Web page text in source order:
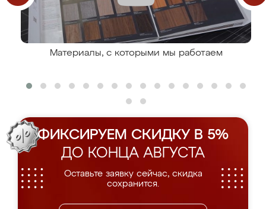
Материалы, с которыми мы работаем
ФИКСИРУЕМ СКИДКУ В 5%
ДО КОНЦА АВГУСТА
Оставьте заявку сейчас, скидка
сохранится.